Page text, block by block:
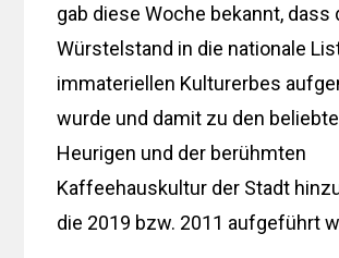
gab diese Woche bekannt, dass
Würstelstand in die nationale
immateriellen Kulturerbes
wurde und damit zu den
Heurigen und der berühmten
Kaffeehauskultur der Stadt
die 2019 bzw. 2011 aufgeführt